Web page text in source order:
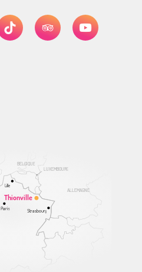
ALLEMAGNE
BELGIQUE
LUXEMBOURG
Thionville
Lille
Paris Strasbourg